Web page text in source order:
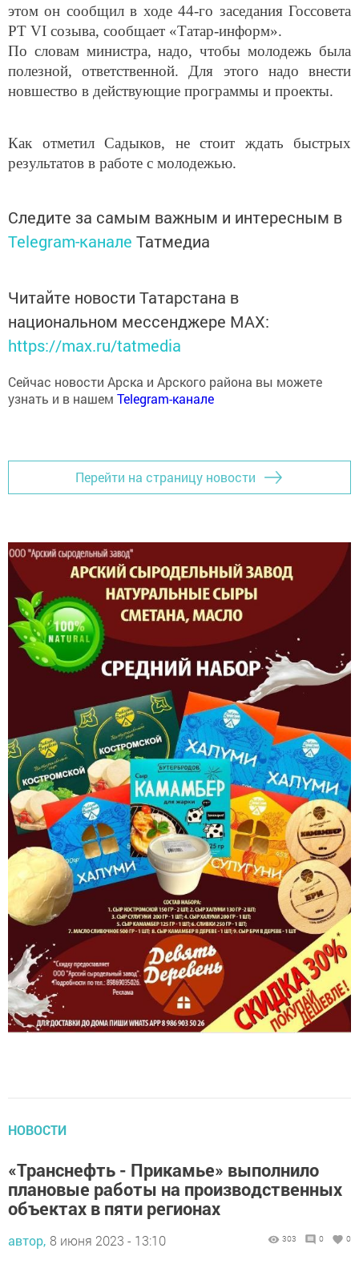
этом он сообщил в ходе 44-го заседания Госсовета
РТ VI созыва, сообщает «Татар-информ».
По словам министра, надо, чтобы молодежь была
полезной, ответственной. Для этого надо внести
новшество в действующие программы и проекты.
Как отметил Садыков, не стоит ждать быстрых
результатов в работе с молодежью.
Следите за самым важным и интересным в
Telegram-канале Татмедиа
Читайте новости Татарстана в
национальном мессенджере MАХ:
https://max.ru/tatmedia
Сейчас новости Арска и Арского района вы можете
узнать и в нашем Telegram-канале
Перейти на страницу новости
НОВОСТИ
«Транснефть - Прикамье» выполнило
плановые работы на производственных
объектах в пяти регионах
автор, 8 июня 2023 - 13:10 303 0 0